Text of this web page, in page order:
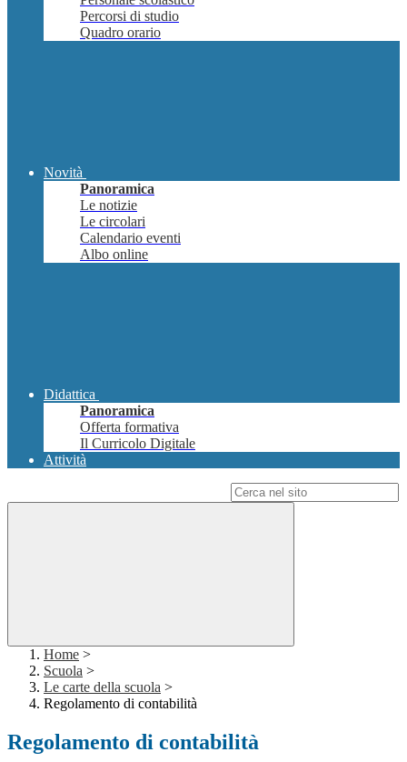
Percorsi di studio
Quadro orario
Novità
Panoramica
Le notizie
Le circolari
Calendario eventi
Albo online
Didattica
Panoramica
Offerta formativa
Il Curricolo Digitale
Attività
Home >
Scuola >
Le carte della scuola >
Regolamento di contabilità
Regolamento di contabilità